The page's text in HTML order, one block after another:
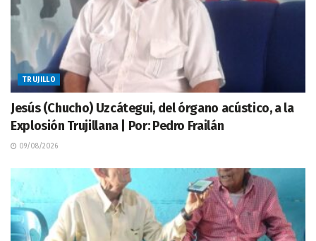
TRUJILLO
Jesús (Chucho) Uzcátegui, del órgano acústico, a la
Explosión Trujillana | Por: Pedro Frailán
09/08/2026